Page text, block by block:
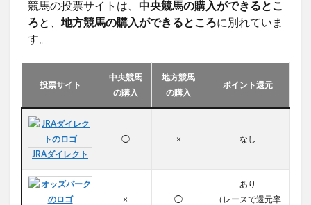
競馬の投票サイトは、 中央競馬の購入ができるとこ
ろと、 地方競馬の購入ができるところに別れていま
す。
投票サイト
中央競馬
の購入
地方競馬
の購入
ポイント還元
JRAダイレクト
◯ × なし
× ◯
あり
（レースで還元率